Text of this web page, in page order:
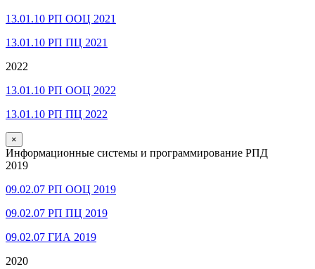
13.01.10 РП ООЦ 2021
13.01.10 РП ПЦ 2021
2022
13.01.10 РП ООЦ 2022
13.01.10 РП ПЦ 2022
×
Информационные системы и программирование РПД
2019
09.02.07 РП ООЦ 2019
09.02.07 РП ПЦ 2019
09.02.07 ГИА 2019
2020